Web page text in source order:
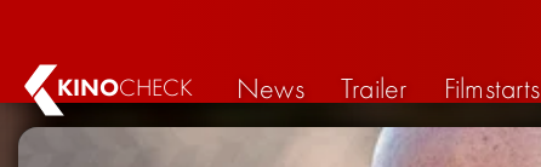
KINOCHECK News Trailer Filmstarts